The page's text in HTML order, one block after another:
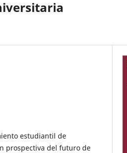
estudiantil de
prospectiva del futuro de